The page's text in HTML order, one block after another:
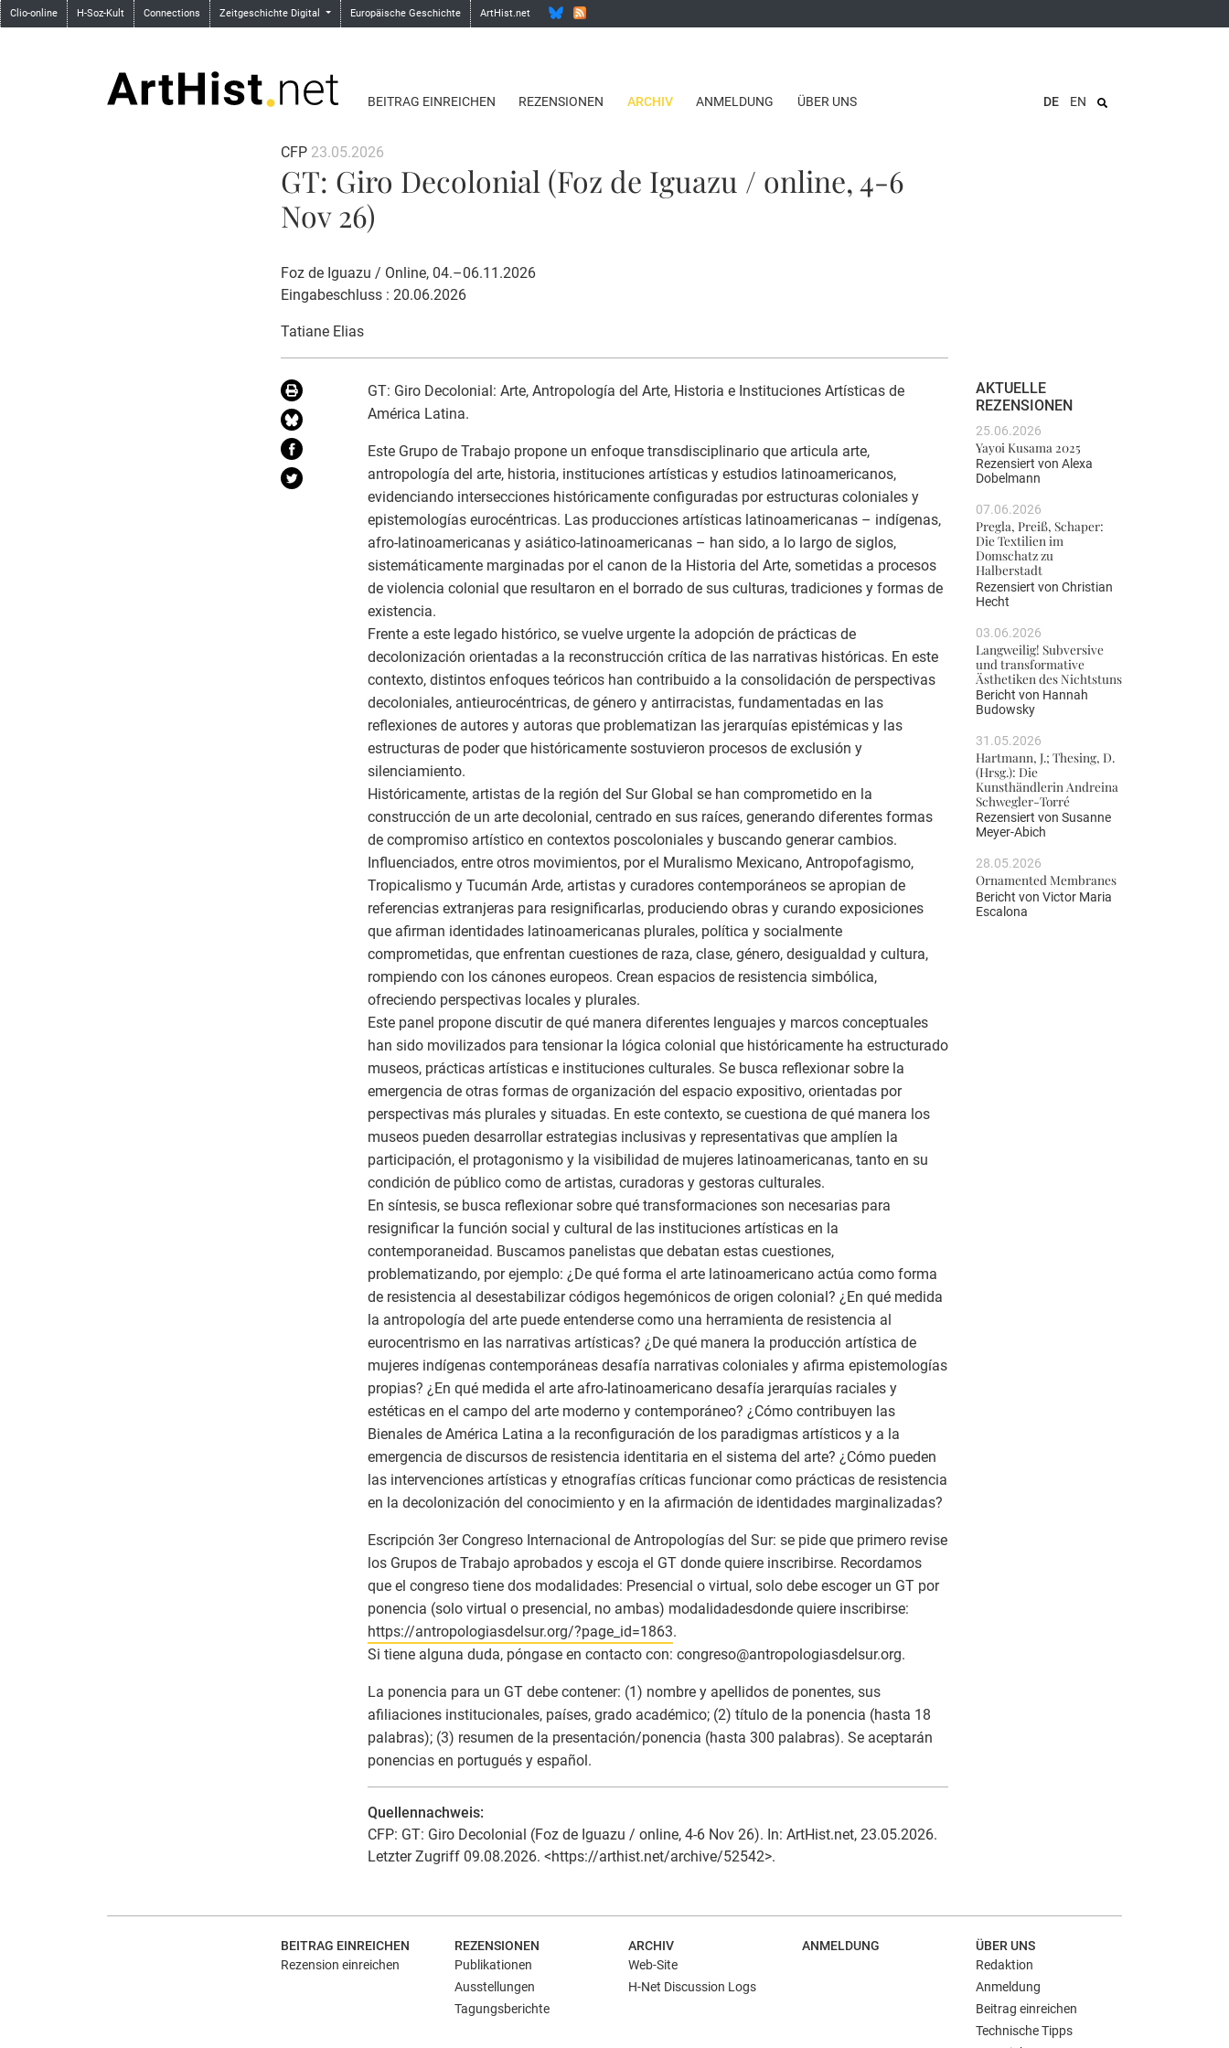
Clio-online H-Soz-Kult Connections Zeitgeschichte Digital Europäische Geschichte ArtHist.net
BEITRAG EINREICHEN REZENSIONEN ARCHIV ANMELDUNG ÜBER UNS DE EN
CFP 23.05.2026
GT: Giro Decolonial (Foz de Iguazu / online, 4-6
Nov 26)
Foz de Iguazu / Online, 04.–06.11.2026
Eingabeschluss : 20.06.2026
Tatiane Elias
GT: Giro Decolonial: Arte, Antropología del Arte, Historia e Instituciones Artísticas de
América Latina.
Este Grupo de Trabajo propone un enfoque transdisciplinario que articula arte,
antropología del arte, historia, instituciones artísticas y estudios latinoamericanos,
evidenciando intersecciones históricamente configuradas por estructuras coloniales y
epistemologías eurocéntricas. Las producciones artísticas latinoamericanas – indígenas,
afro-latinoamericanas y asiático-latinoamericanas – han sido, a lo largo de siglos,
sistemáticamente marginadas por el canon de la Historia del Arte, sometidas a procesos
de violencia colonial que resultaron en el borrado de sus culturas, tradiciones y formas de
existencia.
Frente a este legado histórico, se vuelve urgente la adopción de prácticas de
decolonización orientadas a la reconstrucción crítica de las narrativas históricas. En este
contexto, distintos enfoques teóricos han contribuido a la consolidación de perspectivas
decoloniales, antieurocéntricas, de género y antirracistas, fundamentadas en las
reflexiones de autores y autoras que problematizan las jerarquías epistémicas y las
estructuras de poder que históricamente sostuvieron procesos de exclusión y
silenciamiento.
Históricamente, artistas de la región del Sur Global se han comprometido en la
construcción de un arte decolonial, centrado en sus raíces, generando diferentes formas
de compromiso artístico en contextos poscoloniales y buscando generar cambios.
Influenciados, entre otros movimientos, por el Muralismo Mexicano, Antropofagismo,
Tropicalismo y Tucumán Arde, artistas y curadores contemporáneos se apropian de
referencias extranjeras para resignificarlas, produciendo obras y curando exposiciones
que afirman identidades latinoamericanas plurales, política y socialmente
comprometidas, que enfrentan cuestiones de raza, clase, género, desigualdad y cultura,
rompiendo con los cánones europeos. Crean espacios de resistencia simbólica,
ofreciendo perspectivas locales y plurales.
Este panel propone discutir de qué manera diferentes lenguajes y marcos conceptuales
han sido movilizados para tensionar la lógica colonial que históricamente ha estructurado
museos, prácticas artísticas e instituciones culturales. Se busca reflexionar sobre la
emergencia de otras formas de organización del espacio expositivo, orientadas por
perspectivas más plurales y situadas. En este contexto, se cuestiona de qué manera los
museos pueden desarrollar estrategias inclusivas y representativas que amplíen la
participación, el protagonismo y la visibilidad de mujeres latinoamericanas, tanto en su
condición de público como de artistas, curadoras y gestoras culturales.
En síntesis, se busca reflexionar sobre qué transformaciones son necesarias para
resignificar la función social y cultural de las instituciones artísticas en la
contemporaneidad. Buscamos panelistas que debatan estas cuestiones,
problematizando, por ejemplo: ¿De qué forma el arte latinoamericano actúa como forma
de resistencia al desestabilizar códigos hegemónicos de origen colonial? ¿En qué medida
la antropología del arte puede entenderse como una herramienta de resistencia al
eurocentrismo en las narrativas artísticas? ¿De qué manera la producción artística de
mujeres indígenas contemporáneas desafía narrativas coloniales y afirma epistemologías
propias? ¿En qué medida el arte afro-latinoamericano desafía jerarquías raciales y
estéticas en el campo del arte moderno y contemporáneo? ¿Cómo contribuyen las
Bienales de América Latina a la reconfiguración de los paradigmas artísticos y a la
emergencia de discursos de resistencia identitaria en el sistema del arte? ¿Cómo pueden
las intervenciones artísticas y etnografías críticas funcionar como prácticas de resistencia
en la decolonización del conocimiento y en la afirmación de identidades marginalizadas?
Escripción 3er Congreso Internacional de Antropologías del Sur: se pide que primero revise
los Grupos de Trabajo aprobados y escoja el GT donde quiere inscribirse. Recordamos
que el congreso tiene dos modalidades: Presencial o virtual, solo debe escoger un GT por
ponencia (solo virtual o presencial, no ambas) modalidadesdonde quiere inscribirse:
https://antropologiasdelsur.org/?page_id=1863.
Si tiene alguna duda, póngase en contacto con: congreso@antropologiasdelsur.org.
La ponencia para un GT debe contener: (1) nombre y apellidos de ponentes, sus
afiliaciones institucionales, países, grado académico; (2) título de la ponencia (hasta 18
palabras); (3) resumen de la presentación/ponencia (hasta 300 palabras). Se aceptarán
ponencias en portugués y español.
Quellennachweis:
CFP: GT: Giro Decolonial (Foz de Iguazu / online, 4-6 Nov 26). In: ArtHist.net, 23.05.2026.
Letzter Zugriff 09.08.2026. <https://arthist.net/archive/52542>.
AKTUELLE
REZENSIONEN
25.06.2026
Yayoi Kusama 2025
Rezensiert von Alexa
Dobelmann
07.06.2026
Pregla, Preiß, Schaper:
Die Textilien im
Domschatz zu
Halberstadt
Rezensiert von Christian
Hecht
03.06.2026
Langweilig! Subversive
und transformative
Ästhetiken des Nichtstuns
Bericht von Hannah
Budowsky
31.05.2026
Hartmann, J.; Thesing, D.
(Hrsg.): Die
Kunsthändlerin Andreina
Schwegler-Torré
Rezensiert von Susanne
Meyer-Abich
28.05.2026
Ornamented Membranes
Bericht von Victor Maria
Escalona
BEITRAG EINREICHEN
Rezension einreichen
REZENSIONEN
Publikationen
Ausstellungen
Tagungsberichte
ARCHIV
Web-Site
H-Net Discussion Logs
ANMELDUNG
ÜBER UNS
Redaktion
Anmeldung
Beitrag einreichen
Technische Tipps